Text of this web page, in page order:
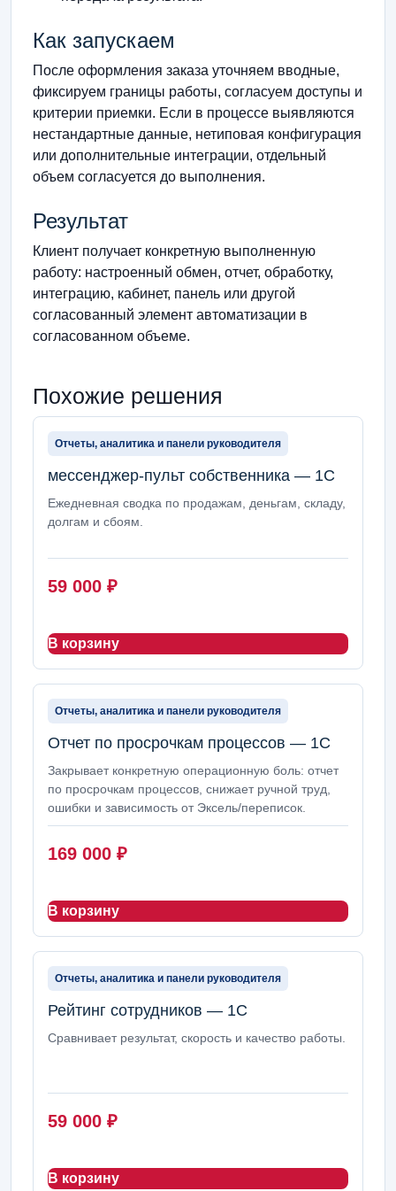
Как запускаем
После оформления заказа уточняем вводные,
фиксируем границы работы, согласуем доступы и
критерии приемки. Если в процессе выявляются
нестандартные данные, нетиповая конфигурация
или дополнительные интеграции, отдельный
объем согласуется до выполнения.
Результат
Клиент получает конкретную выполненную
работу: настроенный обмен, отчет, обработку,
интеграцию, кабинет, панель или другой
согласованный элемент автоматизации в
согласованном объеме.
Похожие решения
Отчеты, аналитика и панели руководителя
мессенджер-пульт собственника — 1С
Ежедневная сводка по продажам, деньгам, складу,
долгам и сбоям.
59 000 ₽
В корзину
Отчеты, аналитика и панели руководителя
Отчет по просрочкам процессов — 1С
Закрывает конкретную операционную боль: отчет
по просрочкам процессов, снижает ручной труд,
ошибки и зависимость от Эксель/переписок.
169 000 ₽
В корзину
Отчеты, аналитика и панели руководителя
Рейтинг сотрудников — 1С
Сравнивает результат, скорость и качество работы.
59 000 ₽
В корзину